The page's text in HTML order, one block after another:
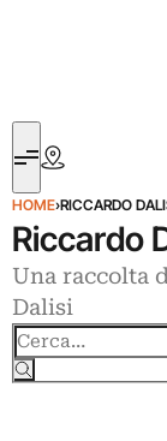
HOME›RICCARDO
Riccardo
Una raccolta
Dalisi